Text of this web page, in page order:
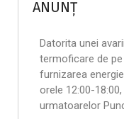
ANUNȚ
Datorita unei
termoficare de
furnizarea
orele 12:00-
urmatoarelor